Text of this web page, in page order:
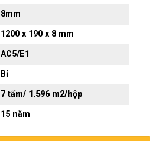
8mm
1200 x 190 x 8 mm
AC5/E1
Bỉ
7 tấm/ 1.596 m2/hộp
15 năm